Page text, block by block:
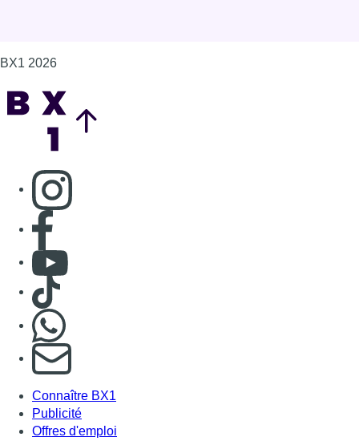
BX1 2026
Consulter page Instagram
Consulter page Facebook
Consulter Youtube
Consulter TikTok
S'abonner à notre newsletter
Connaître BX1
Publicité
Offres d'emploi